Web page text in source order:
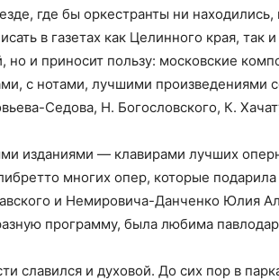
где бы оркестранты ни находились,
в газетах как Целинного края, так
но и приносит пользу: московские
с нотами, лучшими произведениями
Седова, Н. Богословского, К.
изданиями — клавирами лучших
многих опер, которые
и Немировича-Данченко Юлия
программу, была любима
славился и духовой. До сих пор в